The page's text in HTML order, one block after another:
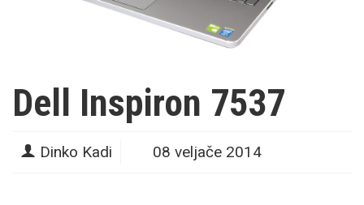
Dell Inspiron 7537
Dinko Kadi 08 veljače 2014